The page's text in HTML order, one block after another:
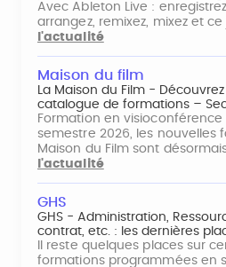
Avec Ableton Live :
arrangez, remixez, mixez et
l'actualité
Maison du film
La Maison du Film -
catalogue de formations –
Formation en visioconférence
semestre 2026, les nouvelles
Maison du Film sont
l'actualité
GHS
GHS - Administration,
contrat, etc. : les dernières
Il reste quelques places sur
formations programmées en